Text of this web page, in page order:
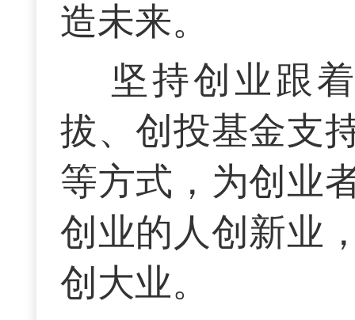
造未来。
坚持创业跟
拔、创投基金支
等方式，为创业
创业的人创新业
创大业。